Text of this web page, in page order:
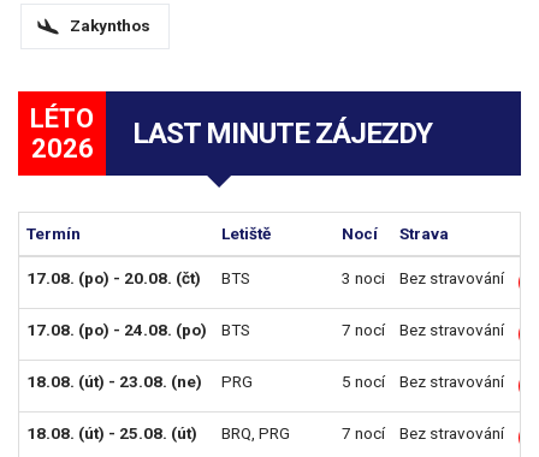
Zakynthos
LÉTO
2026
LAST MINUTE ZÁJEZDY
Termín Letiště Nocí Strava
17.08. (po) - 20.08. (čt) BTS 3 noci Bez stravování
17.08. (po) - 24.08. (po) BTS 7 nocí Bez stravování
18.08. (út) - 23.08. (ne) PRG 5 nocí Bez stravování
18.08. (út) - 25.08. (út) BRQ PRG 7 nocí Bez stravování